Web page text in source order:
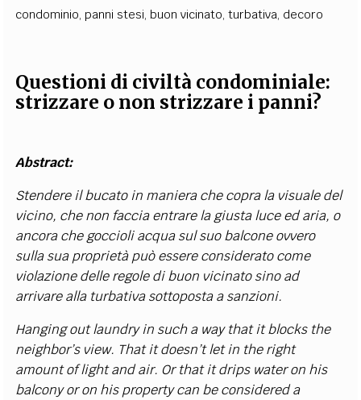
condominio, panni stesi,buon vicinato,turbativa, decoro
Questioni di civiltà condominiale:
strizzare o non strizzare i panni?
Abstract:
Stendere il bucato in maniera che copra la visuale del
vicino, che non faccia entrare la giusta luce ed aria, o
ancora che goccioli acqua sul suo balcone ovvero
sulla sua proprietà può essere considerato come
violazione delle regole di buon vicinato sino ad
arrivare alla turbativa sottoposta a sanzioni.
Hanging out laundry in such a way that it blocks the
neighbor’s view. That it doesn’t let in the right
amount of light and air. Or that it drips water on his
balcony or on his property can be considered a